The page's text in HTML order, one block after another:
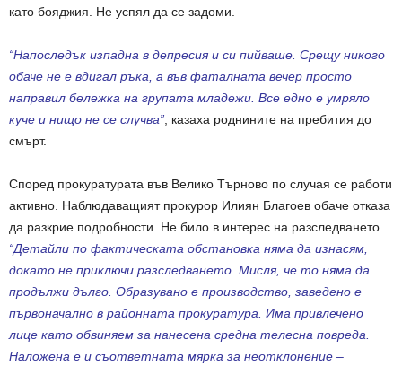
като бояджия. Не успял да се задоми.
“Напоследък изпадна в депресия и си пийваше. Срещу никого
обаче не е вдигал ръка, а във фаталната вечер просто
направил бележка на групата младежи. Все едно е умряло
куче и нищо не се случва”, казаха роднините на пребития до
смърт.
Според прокуратурата във Велико Търново по случая се работи
активно. Наблюдаващият прокурор Илиян Благоев обаче отказа
да разкрие подробности. Не било в интерес на разследването.
“Детайли по фактическата обстановка няма да изнасям,
докато не приключи разследването. Мисля, че то няма да
продължи дълго. Образувано е производство, заведено е
първоначално в районната прокуратура. Има привлечено
лице като обвиняем за нанесена средна телесна повреда.
Наложена е и съответната мярка за неотклонение –